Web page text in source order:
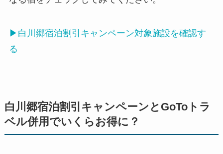
▶白川郷宿泊割引キャンペーン対象施設を確認す
る
白川郷宿泊割引キャンペーンとGoToトラ
ベル併用でいくらお得に？